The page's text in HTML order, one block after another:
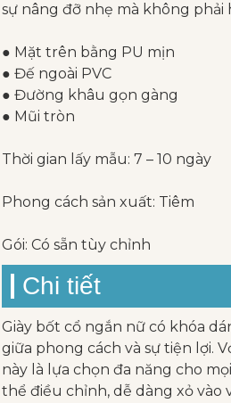
sự nâng đỡ nhẹ mà không phải
● Mặt trên bằng PU mịn
● Đế ngoài PVC
● Đường khâu gọn gàng
● Mũi tròn
Thời gian lấy mẫu: 7 – 10 ngày
Phong cách sản xuất: Tiêm
Gói: Có sẵn tùy chỉnh
Chi tiết
Giày bốt cổ ngắn nữ có khóa
giữa phong cách và sự tiện lợi.
này là lựa chọn đa năng cho
thể điều chỉnh, dễ dàng xỏ vào